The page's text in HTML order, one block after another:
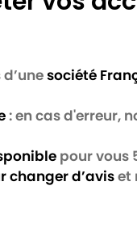
société
: en cas d'erreur,
pour vous
changer d’aviset